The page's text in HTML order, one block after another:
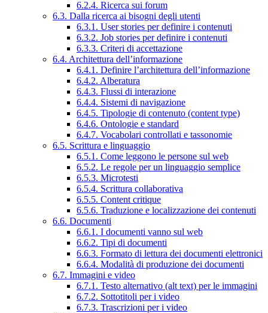
6.2.4. Ricerca sui forum
6.3. Dalla ricerca ai bisogni degli utenti
6.3.1. User stories per definire i contenuti
6.3.2. Job stories per definire i contenuti
6.3.3. Criteri di accettazione
6.4. Architettura dell’informazione
6.4.1. Definire l’architettura dell’informazione
6.4.2. Alberatura
6.4.3. Flussi di interazione
6.4.4. Sistemi di navigazione
6.4.5. Tipologie di contenuto (content type)
6.4.6. Ontologie e standard
6.4.7. Vocabolari controllati e tassonomie
6.5. Scrittura e linguaggio
6.5.1. Come leggono le persone sul web
6.5.2. Le regole per un linguaggio semplice
6.5.3. Microtesti
6.5.4. Scrittura collaborativa
6.5.5. Content critique
6.5.6. Traduzione e localizzazione dei contenuti
6.6. Documenti
6.6.1. I documenti vanno sul web
6.6.2. Tipi di documenti
6.6.3. Formato di lettura dei documenti elettronici
6.6.4. Modalità di produzione dei documenti
6.7. Immagini e video
6.7.1. Testo alternativo (alt text) per le immagini
6.7.2. Sottotitoli per i video
6.7.3. Trascrizioni per i video